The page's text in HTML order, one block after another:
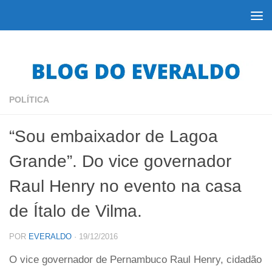
POLÍTICA
“Sou embaixador de Lagoa
Grande”. Do vice governador
Raul Henry no evento na casa
de Ítalo de Vilma.
POR EVERALDO · 19/12/2016
O vice governador de Pernambuco Raul Henry, cidadão